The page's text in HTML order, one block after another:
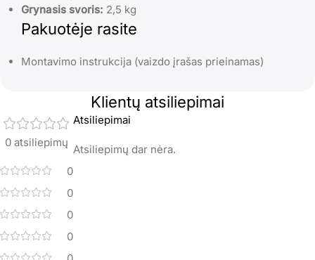
Grynasis svoris: 2,5 kg
Pakuotėje rasite
Montavimo instrukcija (vaizdo įrašas prieinamas)
Klientų atsiliepimai
0 atsiliepimų
0
0
0
0
Atsiliepimai
Atsiliepimų dar nėra.